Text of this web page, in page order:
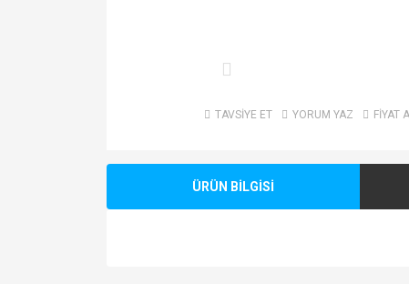
TAVSİYE ET YORUM YAZ FİYAT
ÜRÜN BİLGİSİ